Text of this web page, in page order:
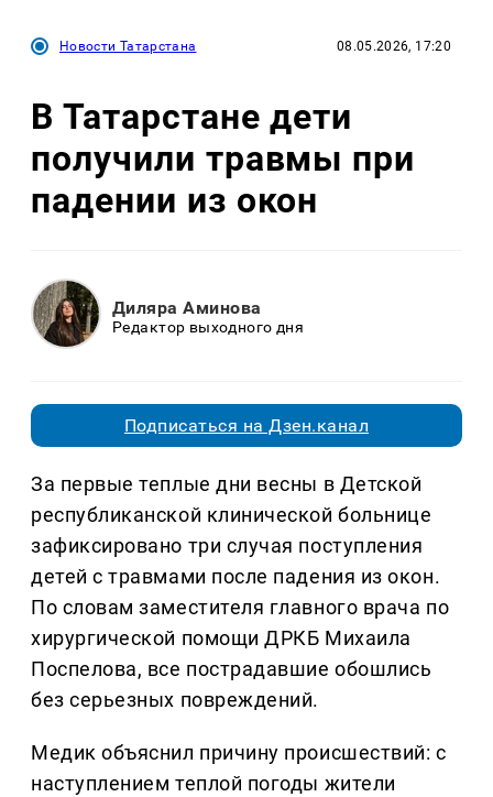
Новости Татарстана 08.05.2026, 17:20
В Татарстане дети
получили травмы при
падении из окон
Диляра Аминова
Редактор выходного дня
Подписаться на Дзен.канал
За первые теплые дни весны в Детской
республиканской клинической больнице
зафиксировано три случая поступления
детей с травмами после падения из окон.
По словам заместителя главного врача по
хирургической помощи ДРКБ Михаила
Поспелова, все пострадавшие обошлись
без серьезных повреждений.
Медик объяснил причину происшествий: с
наступлением теплой погоды жители